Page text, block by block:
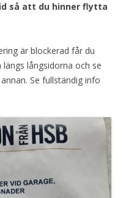
så att du hinner flytta
är blockerad får du
långsidorna och se
Se fullständig info